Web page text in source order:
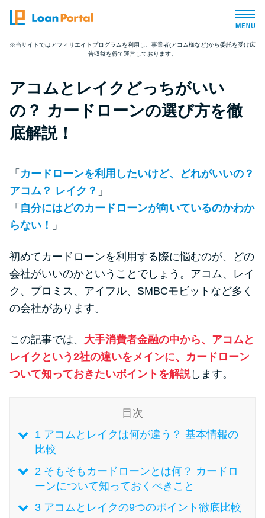
トップページ
おすすめコンテンツ
バレずに借りたい方向け
便利なコンテンツ
カードローン診断
カードローンQ&A
特集ページ
リボ払いをそのまま払いきると
得した話
最速！最短40分で借りられるカ
※当サイトではアフィリエイトプログラムを利用し、事業者(アコム様など)から委託を受け広
告収益を得て運営しております。
アコムとレイクどっちがいい
の？ カードローンの選び方を徹
底解説！
「 カードローンを利用したいけど、どれがいいの？
アコム？ レイク？ 」
「 自分にはどのカードローンが向いているのかわか
らない！
」
初めてカードローンを利用する際に悩むのが、どの
会社がいいのかということでしょう。アコム、レイ
ク、プロミス、アイフル、SMBCモビットなど多く
の会社があります。
この記事では、 大手消費者金融の中から、アコムと
レイクという2社の違いをメインに、カードローン
ついて知っておきたいポイントを解説します。
目次
1 アコムとレイクは何が違う？ 基本情報の
比較
2 そもそもカードローンとは何？ カードロ
ーンについて知っておくべきこと
3アコムとレイクの9つのポイント徹底比較